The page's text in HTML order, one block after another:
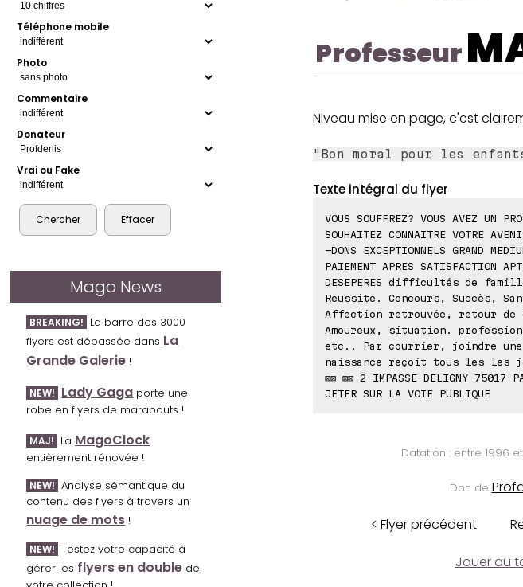
Téléphone mobile
Photo
Commentaire
Donateur
Vrai ou Fake
Mago News
BREAKING! La barre des 3000
flyers est dépassée dans La
Grande Galerie !
NEW! Lady Gaga porte une
robe en flyers de marabouts !
MAJ! La MagoClock
entièrement rénovée !
NEW! Analyse sémantique du
contenu des flyers à travers un
nuage de mots !
NEW! Testez votre capacité à
gérer les flyers en double de
Professeur
Niveau mise en page, c'est
"Bon moral pour les
Texte intégral du flyer
VOUS SOUFFREZ? VOUS AVEZ UN
SOUHAITEZ CONNAITRE VOTRE
-DONS EXCEPTIONNELS GRAND
PAIEMENT APRES SATISFACTION
DESEPERES difficultés de
Reussite. Concours, Succès,
Affection retrouvée, retour
Amoureux, situation.
etc.. Par courrier, joindre une
naissance reçoit tous les les
⊠⊠ ⊠⊠ 2 IMPASSE DELIGNY 75017
JETER SUR LA VOIE PUBLIQUE
Datation : entre 1996
Don de
< Flyer précédent
Jouer au